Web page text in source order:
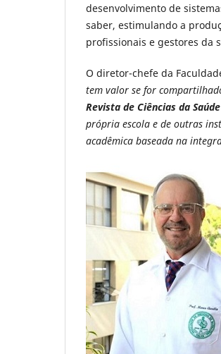
desenvolvimento de
saber, estimulando a
profissionais e gestores da
O diretor-chefe da
tem valor se for
Revista de Ciências da
própria escola e de outras
acadêmica baseada na